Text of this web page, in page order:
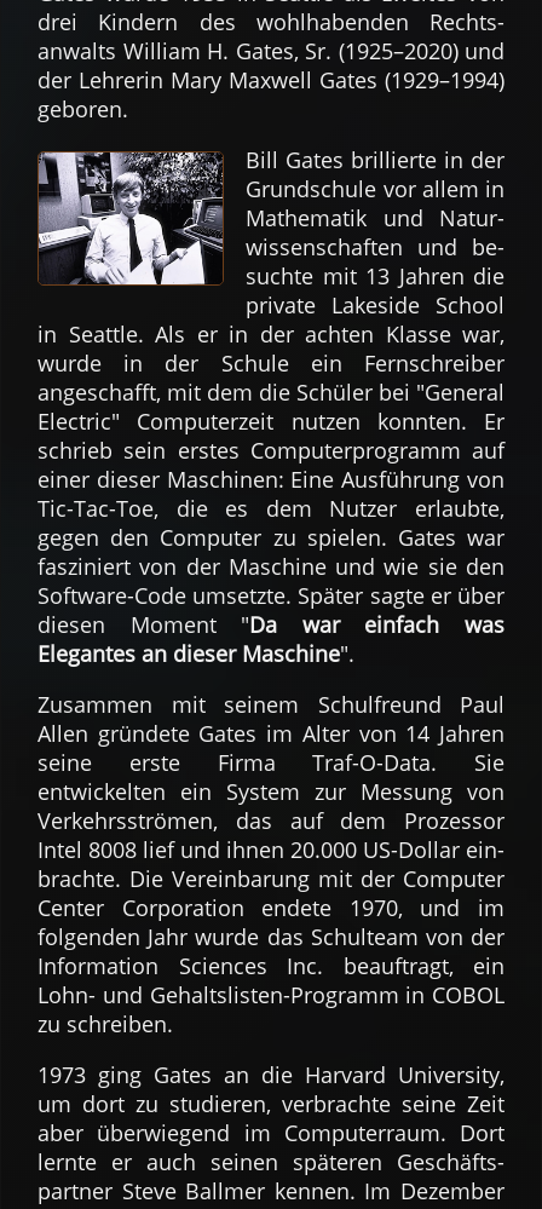
drei Kin­dern des wohl­haben­den Rechts­
anwalts William H. Gates, Sr. (1925–2020) und
der Leh­rerin Mary Maxwell Gates (1929–1994)
geboren.
Bill Gates bril­lierte in der
Grund­schule vor allem in
Mathe­matik und Natur­
wissen­schaften und be­
suchte mit 13 Jahren die
private Lakeside School
in Seattle. Als er in der achten Klasse war,
wurde in der Schule ein Fernschreiber
angeschafft, mit dem die Schüler bei "General
Electric" Computer­zeit nutzen konnten. Er
schrieb sein erstes Computer­programm auf
einer dieser Maschinen: Eine Ausfüh­rung von
Tic-Tac-Toe, die es dem Nutzer erlaubte,
gegen den Computer zu spielen. Gates war
fasziniert von der Maschine und wie sie den
Software-Code umsetzte. Später sagte er über
diesen Moment "Da war einfach was
Elegantes an dieser Maschine".
Zusammen mit seinem Schul­freund Paul
Allen gründete Gates im Alter von 14 Jahren
seine erste Firma Traf-O-Data. Sie
entwickelten ein System zur Messung von
Verkehrs­strömen, das auf dem Pro­zessor
Intel 8008 lief und ihnen 20.000 US-Dollar ein­
brachte. Die Verein­barung mit der Computer
Center Corporation endete 1970, und im
folgenden Jahr wurde das Schulteam von der
Information Sciences Inc. beauftragt, ein
Lohn- und Gehalts­listen-Programm in COBOL
zu schreiben.
1973 ging Gates an die Harvard University,
um dort zu studieren, ver­brachte seine Zeit
aber über­wiegend im Computer­raum. Dort
lernte er auch seinen späteren Geschäfts­
partner Steve Ballmer kennen. Im Dezember